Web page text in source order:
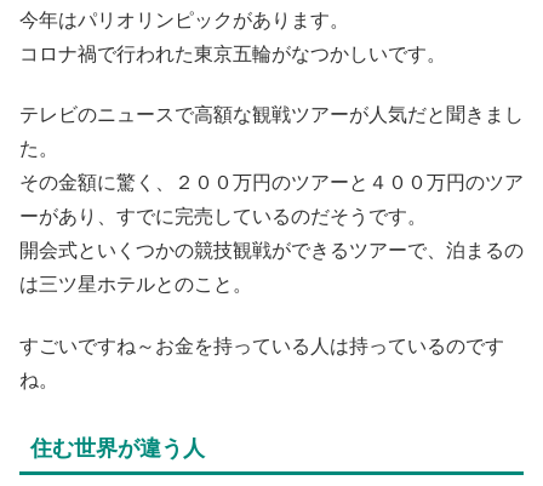
今年はパリオリンピックがあります。
コロナ禍で行われた東京五輪がなつかしいです。
テレビのニュースで高額な観戦ツアーが人気だと聞きまし
た。
その金額に驚く、２００万円のツアーと４００万円のツア
ーがあり、すでに完売しているのだそうです。
開会式といくつかの競技観戦ができるツアーで、泊まるの
は三ツ星ホテルとのこと。
すごいですね～お金を持っている人は持っているのです
ね。
住む世界が違う人